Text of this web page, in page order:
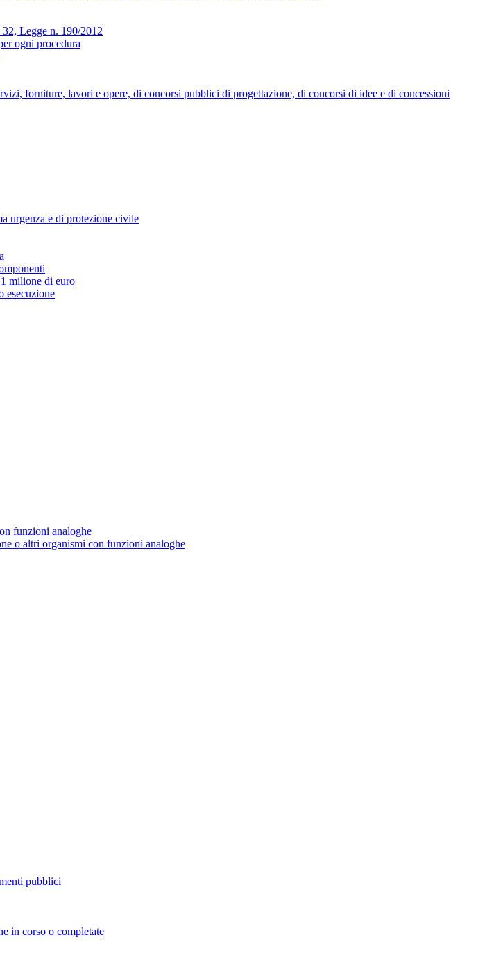
Legge n. 190/2012
ogni procedura
forniture, lavori e opere, di concorsi pubblici di progettazione, di concorsi di idee e di concessioni
urgenza e di protezione civile
milione di euro
esecuzione
funzioni analoghe
o altri organismi con funzioni analoghe
pubblici
in corso o completate